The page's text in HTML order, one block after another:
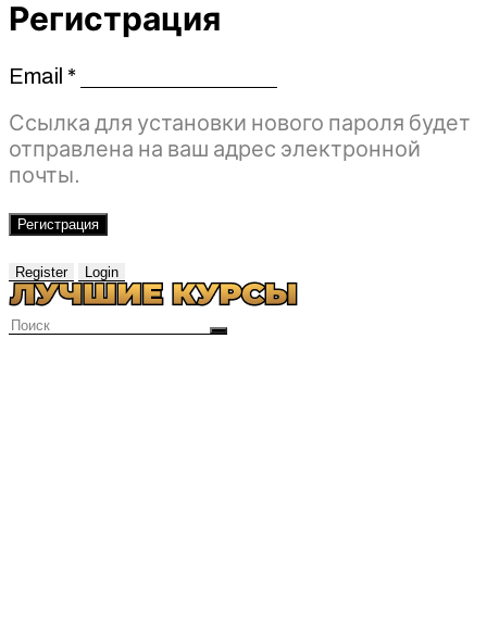
Регистрация
Email *Обязательно
Ссылка для установки нового пароля будет
отправлена ​​на ваш адрес электронной
почты.
Регистрация
Register Login